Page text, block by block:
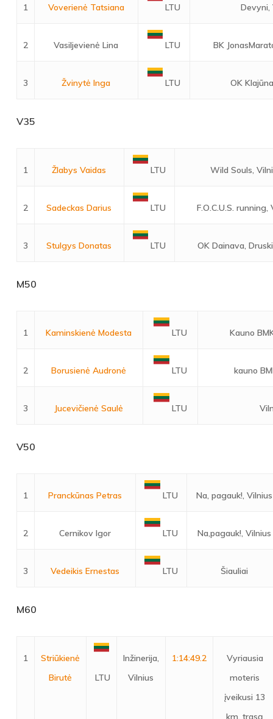
1 Voverienė Tatsiana LTU Devyni,
2 Vasiljevienė Lina LTU BK
3 Žvinytė Inga LTU OK
V35
1 Žlabys Vaidas LTU Wild Souls,
2 Sadeckas Darius LTU F.O.C.U.S. running,
3 Stulgys Donatas LTU OK Dainava,
M50
1 Kaminskienė Modesta LTU Kauno
2 Borusienė Audronė LTU kauno
3 Jucevičienė Saulė LTU
V50
1 Pranckūnas Petras LTU Na, pagauk!, Vilnius
2 Cernikov Igor LTU Na,pagauk!, Vilnius
3 Vedeikis Ernestas LTU Šiauliai
M60
1
Striūkienė
Birutė
LTU
Inžinerija,
Vilnius
1:14:49.2
Vyriausia
moteris
įveikusi 13
km. trasą